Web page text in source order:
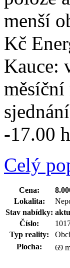
menší
Kč
Kauce:
-17.00
Celý
Cena:
Lokalita:
Stav nabídky:
Číslo:
Typ reality:
Plocha:
69